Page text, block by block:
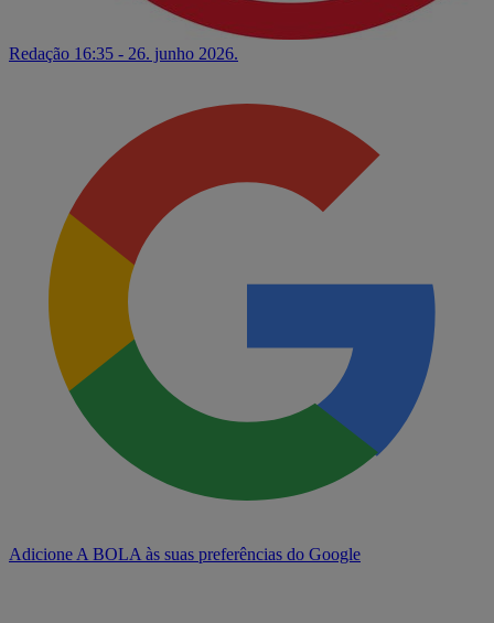
Redação 16:35 - 26. junho 2026.
Adicione A BOLA às suas preferências do Google